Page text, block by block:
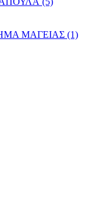
ΜΑΓΕΙΑΣ (1)